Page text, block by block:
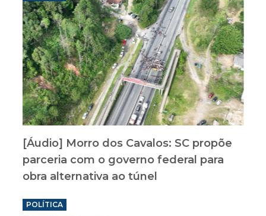
[Áudio] Morro dos Cavalos: SC propõe
parceria com o governo federal para
obra alternativa ao túnel
POLÍTICA